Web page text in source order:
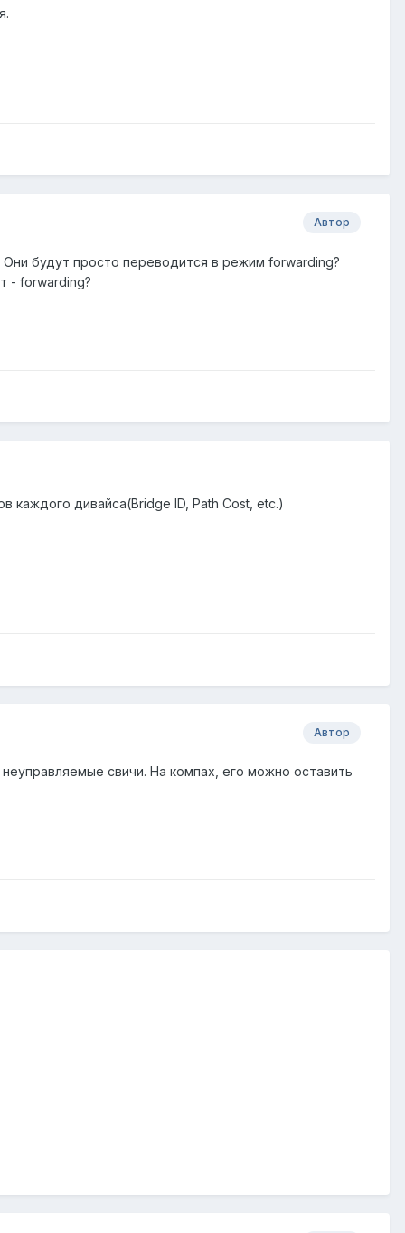
Автор
будут просто переводится в режим forwarding?
- forwarding?
каждого дивайса(Bridge ID, Path Cost, etc.)
Автор
свичи. На компах, его можно оставить